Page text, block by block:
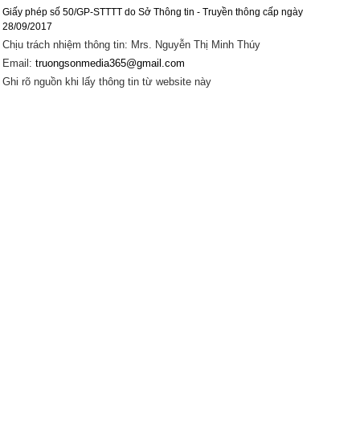
Giấy phép số 50/GP-STTTT do Sở Thông tin - Truyền thông cấp ngày
28/09/2017
Chịu trách nhiệm thông tin: Mrs. Nguyễn Thị Minh Thúy
Email: truongsonmedia365@gmail.com
Ghi rõ nguồn khi lấy thông tin từ website này